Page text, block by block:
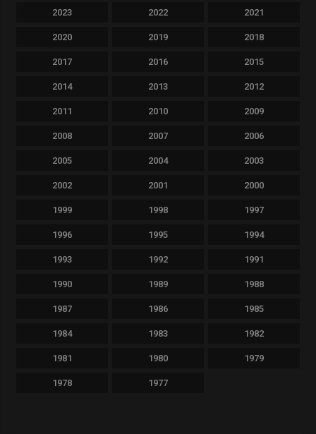
2023 2022 2021
2020 2019 2018
2017 2016 2015
2014 2013 2012
2011 2010 2009
2008 2007 2006
2005 2004 2003
2002 2001 2000
1999 1998 1997
1996 1995 1994
1993 1992 1991
1990 1989 1988
1987 1986 1985
1984 1983 1982
1981 1980 1979
1978 1977